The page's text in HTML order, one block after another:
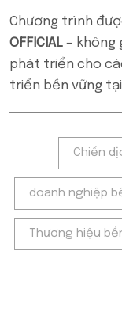
Chương trình
OFFICIAL – không
phát triển cho
triển bền vững
Chiến
doanh nghiệp
Thương hiệu